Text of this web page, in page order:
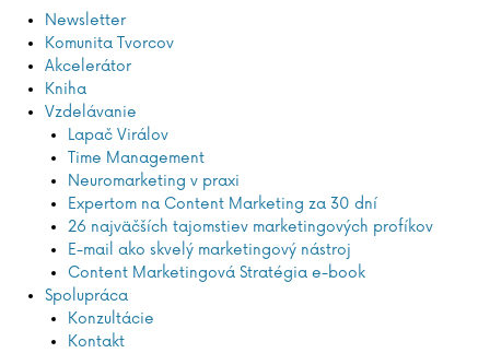
Newsletter
Komunita Tvorcov
Akcelerátor
Kniha
Vzdelávanie
Lapač Virálov
Time Management
Neuromarketing v praxi
Expertom na Content Marketing za 30 dní
26 najväčších tajomstiev marketingových profíkov
E-mail ako skvelý marketingový nástroj
Content Marketingová Stratégia e-book
Spolupráca
Konzultácie
Kontakt